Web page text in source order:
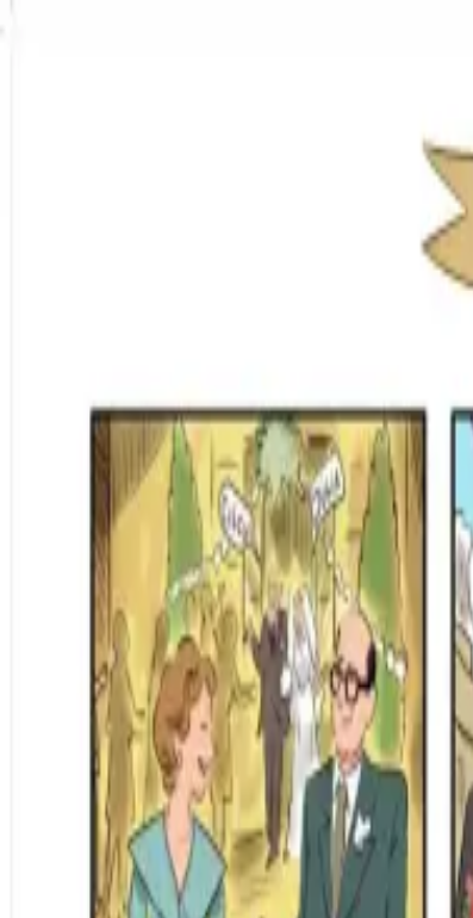
Caricatures
Auques
Còmics personalitzats
Revista de còmic
Contes personalitzats
Conte a midaPremium